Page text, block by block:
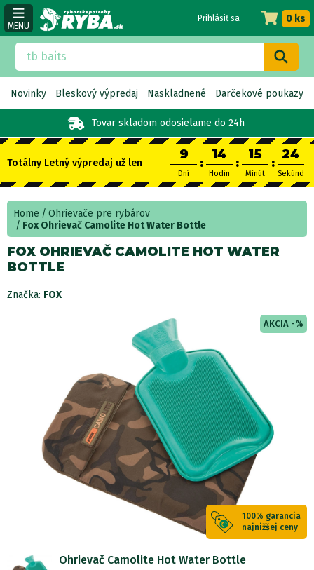
MENU
Tovar skladom odosielame do 24h
Prihlásiť sa 0 ks
Novinky Bleskový výpredaj Naskladnené Darčekové poukazy
Totálny Letný výpredaj už len
9
Dní
:
14
Hodín
:
15
Minút
:
24
Sekúnd
Home
Ohrievače pre rybárov
Fox Ohrievač Camolite Hot Water Bottle
FOX OHRIEVAČ CAMOLITE HOT WATER
BOTTLE
Značka: FOX
AKCIA -%
100% garancia
najnižšej ceny
Ohrievač Camolite Hot Water Bottle